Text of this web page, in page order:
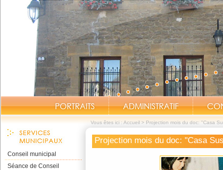
Vous êtes ici : Accueil > Projection mois du doc: "Casa
Conseil municipal
Séance de Conseil
Projection mois du doc: "Casa